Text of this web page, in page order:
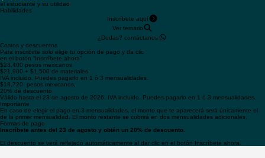
Conocerás las bases de la formulación para crear tus
Inscríbete aquí
¿Dudas? contáctanos
Costos y descuentos
Para inscribirte solo elige tu opción de pago y da clic
en el botón “Inscríbete ahora”
$23,400 pesos mexicanos
$21,900 + $1,500 de materiales.
IVA incluido. Puedes pagarlo en 1 ó 3 mensualidades.
$18,720 pesos mexicanos,
20% de descuento
Válido hasta el 23 de agosto de 2026. IVA incluido. Puedes pagarlo en 1 ó 3 mensualidades.
Importante
En caso de elegir el pago en 3 mensualidades, el monto que te aparecerá será únicamente el
de la primer mensualidad. El monto restante se cubrirá en dos mensualidades adicionales.
Formas de pago
Inscríbete antes del 23 de agosto y obtén un 20% de descuento.